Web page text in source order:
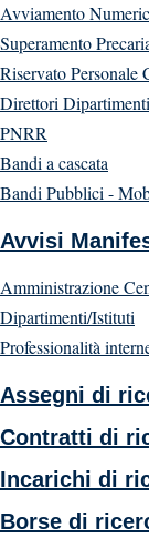
Avviamento
Superamento
Riservato Personale
Direttori
PNRR
Bandi a cascata
Bandi Pubblici -
Avvisi
Amministrazione
Dipartimenti/Istituti
Professionalità
Assegni di
Contratti di
Incarichi di
Borse di